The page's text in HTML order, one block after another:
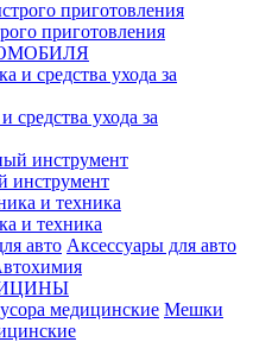
приготовления
средства ухода за
инструмент
и техника
Аксессуары для авто
Мешки